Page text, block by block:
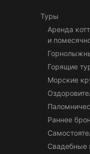
Туры
Аренда
и
Горящие
Морские
Раннее
Свадебные